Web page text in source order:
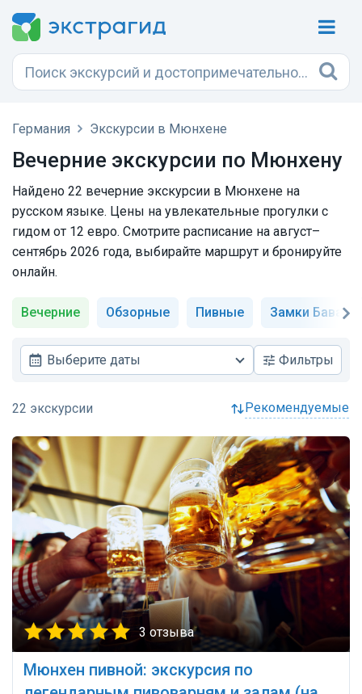
Германия Экскурсии в Мюнхене
Вечерние экскурсии по Мюнхену
Найдено 22 вечерние экскурсии в Мюнхене на
русском языке. Цены на увлекательные прогулки с
гидом от 12 евро. Смотрите расписание на август–
сентябрь 2026 года, выбирайте маршрут и бронируйте
онлайн.
Вечерние Обзорные Пивные Замки
Выберите даты Фильтры
рекомендуемые
3 отзыва
Мюнхен пивной: экскурсия по